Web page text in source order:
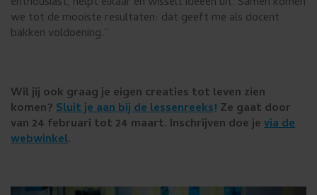
we tot de mooiste resultaten: dat geeft me als docent
bakken voldoening.”
Wil jij ook graag je eigen creaties tot leven zien
komen?Sluit je aan bij de lessenreeks! Ze gaat door
van 24 februari tot 24 maart. Inschrijven doe jevia de
webwinkel.